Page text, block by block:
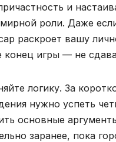
и
роли. Даже
раскроет вашу
конец игры — не
логику. За
нужно успеть
основные
заранее, пока